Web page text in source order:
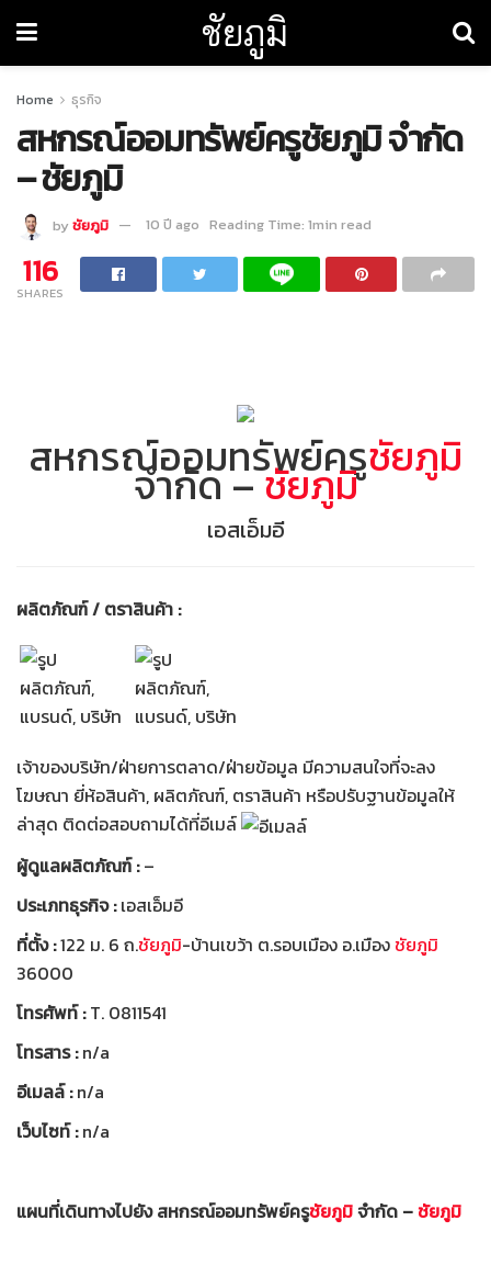
ชัยภูมิ
Home ธุรกิจ
สหกรณ์ออมทรัพย์ครูชัยภูมิ จำกัด
– ชัยภูมิ
by ชัยภูมิ 10 ปี ago Reading Time: 1min read
116
SHARES
สหกรณ์ออมทรัพย์ครูชัยภูมิ
จำกัด –ชัยภูมิ
เอสเอ็มอี
ผลิตภัณฑ์ / ตราสินค้า :
เจ้าของบริษัท/ฝ่ายการตลาด/ฝ่ายข้อมูล มีความสนใจที่จะลง
โฆษณา ยี่ห้อสินค้า, ผลิตภัณฑ์, ตราสินค้า หรือปรับฐานข้อมูลให้
ล่าสุด ติดต่อสอบถามได้ที่อีเมล์
ผู้ดูแลผลิตภัณฑ์ :–
ประเภทธุรกิจ :เอสเอ็มอี
ที่ตั้ง :122 ม. 6 ถ.ชัยภูมิ-บ้านเขว้า ต.รอบเมือง อ.เมืองชัยภูมิ
36000
โทรศัพท์ :T. 0811541
โทรสาร :n/a
อีเมลล์ :n/a
เว็บไซท์ :n/a
แผนที่เดินทางไปยัง สหกรณ์ออมทรัพย์ครูชัยภูมิจำกัด –ชัยภูมิ